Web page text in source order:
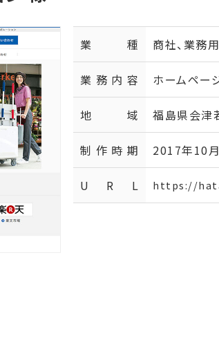
業種 商社、業務
業務内容 ホームペー
地域 福島県会津
制作時期 2017年10月
U R L https://